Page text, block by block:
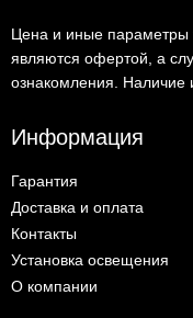
Цена и иные параметры
являются офертой, а
ознакомления. Наличие
Информация
Гарантия
Доставка и оплата
Контакты
Установка освещения
О компании